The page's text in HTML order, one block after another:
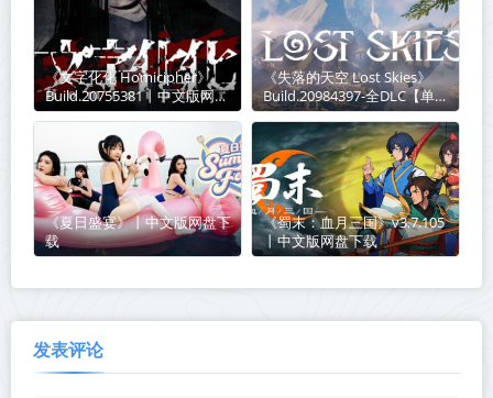
《文字化化 Homicipher》
Build.20755381丨中文版网盘
下载
《失落的天空 Lost Skies》
Build.20984397-全DLC【单机
+联机】丨中文版网盘下载
《夏日盛宴》丨中文版网盘下
载
《蜀末：血月三国》v3.7.105
丨中文版网盘下载
发表评论